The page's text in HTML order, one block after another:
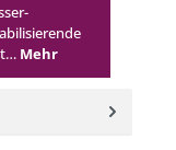
Mehr